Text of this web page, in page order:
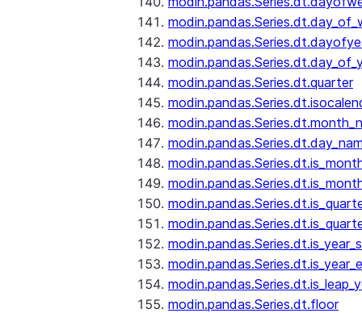
modin.pandas.Series.dt.quarter
modin.pandas.Series.dt.floor